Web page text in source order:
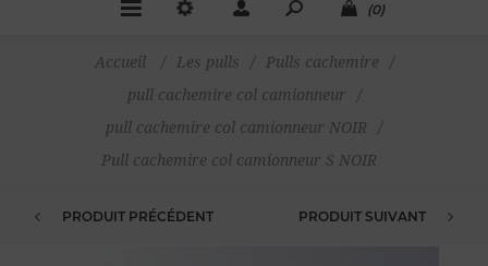
(0)
Accueil / Les pulls / Pulls cachemire
/
pull cachemire col camionneur
/
pull cachemire col camionneur NOIR
/
Pull cachemire col camionneur S NOIR
PRODUIT PRÉCÉDENT PRODUIT SUIVANT